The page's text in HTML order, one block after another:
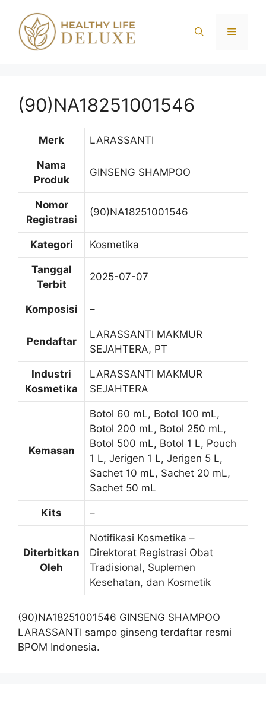
Menu
(90)NA18251001546
Merk LARASSANTI
Nama
Produk
GINSENG SHAMPOO
Nomor
Registrasi
(90)NA18251001546
Kategori Kosmetika
Tanggal
Terbit
2025-07-07
Komposisi –
Pendaftar
LARASSANTI MAKMUR
SEJAHTERA, PT
Industri
Kosmetika
LARASSANTI MAKMUR
SEJAHTERA
Kemasan
Botol 60 mL, Botol 100 mL,
Botol 200 mL, Botol 250 mL,
Botol 500 mL, Botol 1 L, Pouch
1 L, Jerigen 1 L, Jerigen 5 L,
Sachet 10 mL, Sachet 20 mL,
Sachet 50 mL
Kits –
Diterbitkan
Oleh
Notifikasi Kosmetika –
Direktorat Registrasi Obat
Tradisional, Suplemen
Kesehatan, dan Kosmetik
(90)NA18251001546 GINSENG SHAMPOO
LARASSANTI sampo ginseng terdaftar resmi
BPOM Indonesia.